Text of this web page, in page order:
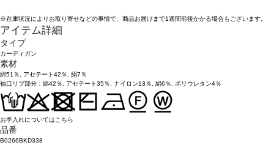
※在庫状況によりお取り寄せなどの事情で、商品お届けまで1週間前後かかる場合もございます。
アイテム詳細
タイプ
カーディガン
素材
綿51％, アセテート42％, 絹7％
袖口リブ部分：綿42％, アセテート35％, ナイロン13％, 絹6％, ポリウレタン4％
お手入れについてはこちら
品番
B0266BKD338